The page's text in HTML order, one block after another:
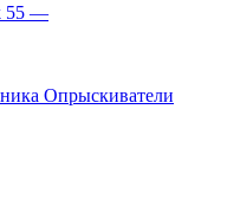
Опрыскиватели